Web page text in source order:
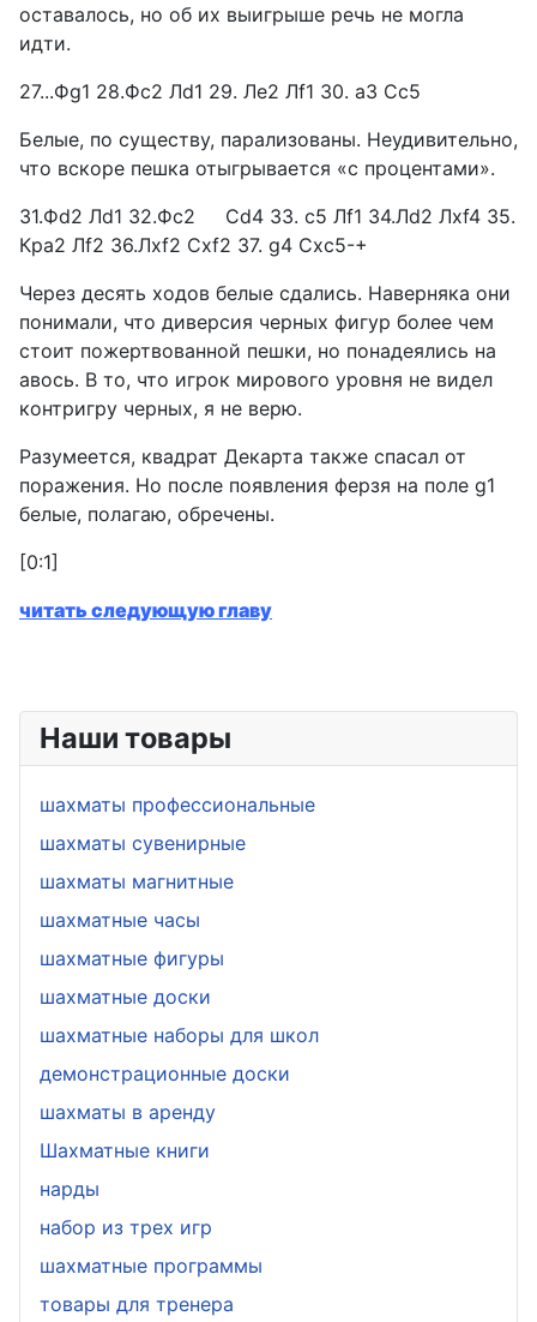
Наши товары
шахматы профессиональные
шахматы сувенирные
шахматы магнитные
шахматные часы
шахматные фигуры
шахматные доски
шахматные наборы для школ
демонстрационные доски
шахматы в аренду
Шахматные книги
нарды
набор из трех игр
шахматные программы
товары для тренера
оставалось, но об их выигрыше речь не могла
идти.
27...Фg1 28.Фс2 Лd1 29. Лe2 Лf1 30. аЗ Сс5
Белые, по существу, парализованы. Неудивительно,
что вскоре пешка отыгрывается «с процентами».
31.Фd2 Лd1 32.Фc2 Сd4 33. с5 Лf1 34.Лd2 Лxf4 35.
Кра2 Лf2 36.Лxf2 Сxf2 37. g4 Сxc5-+
Через десять ходов белые сдались. Наверняка они
понимали, что диверсия черных фигур более чем
стоит пожертвованной пешки, но понадеялись на
авось. В то, что игрок мирового уровня не видел
контригру черных, я не верю.
Разумеется, квадрат Декарта также спасал от
поражения. Но после появления ферзя на поле g1
белые, полагаю, обречены.
[0:1]
читать следующую главу